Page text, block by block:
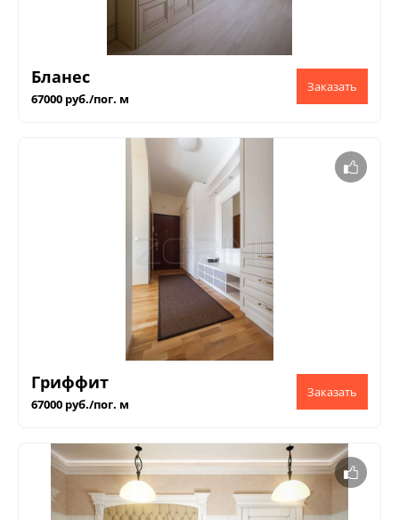
Бланес
67000 руб./пог. м
Гриффит
67000 руб./пог. м